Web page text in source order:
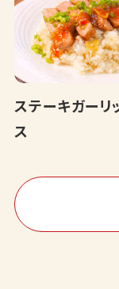
ステーキガーリ
ス